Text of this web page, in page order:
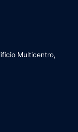
Multicentro,